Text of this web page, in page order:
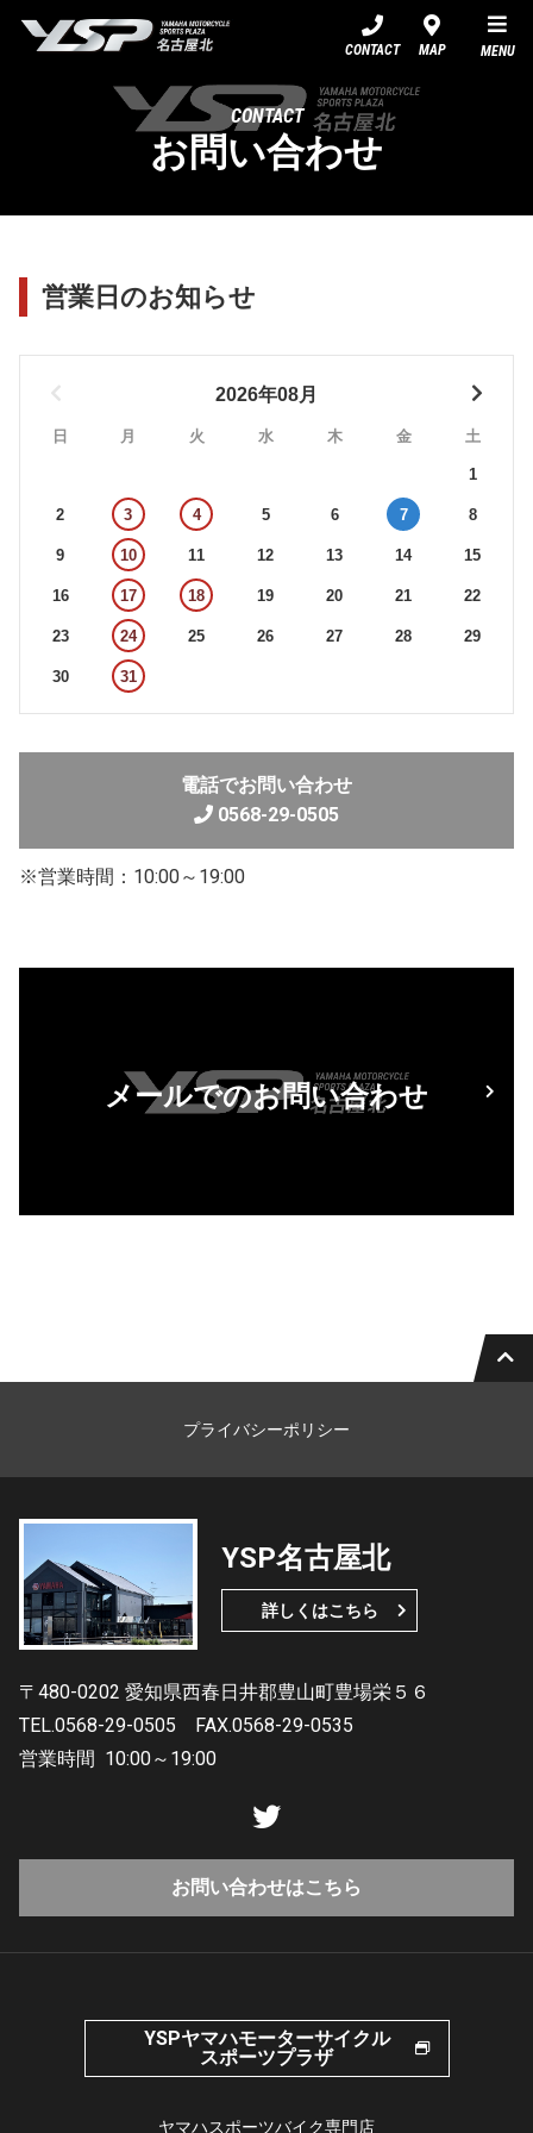
CONTACT MAP MENU
CONTACT
お問い合わせ
営業日のお知らせ
2026年08月
日 月 火 水 木 金 土
1
2 3 4 5 6 7 8
9 10 11 12 13 14 15
16 17 18 19 20 21 22
23 24 25 26 27 28 29
30 31
電話でお問い合わせ
0568-29-0505
※営業時間：10:00～19:00
メールでのお問い合わせ
プライバシーポリシー
YSP名古屋北
詳しくはこちら
〒480-0202 愛知県西春日井郡豊山町豊場栄５６
TEL.0568-29-0505
FAX.0568-29-0535
営業時間 10:00～19:00
お問い合わせはこちら
YSPヤマハモーターサイクル
スポーツプラザ
ヤマハスポーツバイク専門店